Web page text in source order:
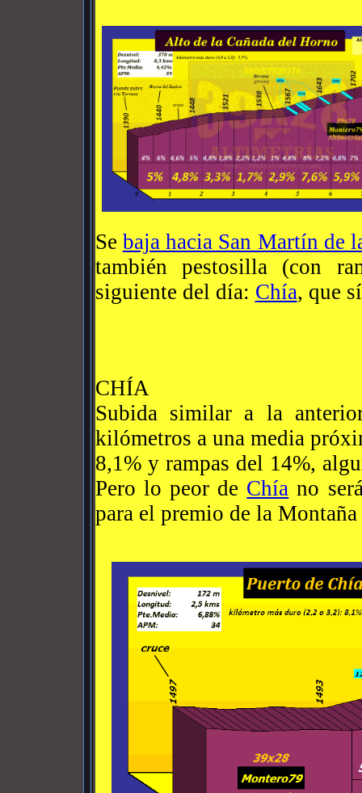
Se baja hacia San Martín de
también pestosilla (con
siguiente del día: Chía, que
CHÍA
Subida similar a la
kilómetros a una media
8,1% y rampas del 14%,
Pero lo peor de Chía no
para el premio de la